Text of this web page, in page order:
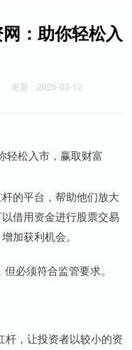
：助你轻松入
更新：2026-03-12
的平台，帮助他们放大
借用资金进行股票交易
加获利机会。
必须符合监管要求。
杆，让投资者以较小的资